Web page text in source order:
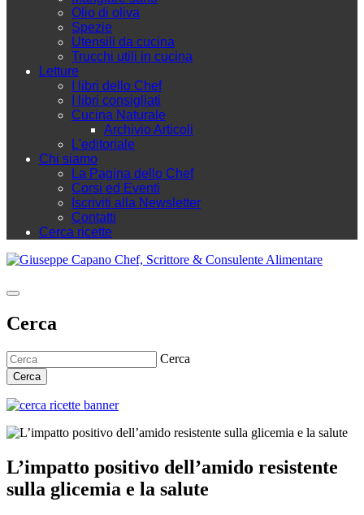
Olio di oliva
Spezie
Utensili da cucina
Trucchi utili in cucina
Letture
I libri dello Chef
I libri consigliati
Cucina Naturale
Archivio Articoli
L'editoriale
Chi siamo
La Pagina dello Chef
Corsi ed Eventi
Iscriviti alla Newsletter
Contatti
Cerca ricette
Cerca
Cerca
Cerca
L’impatto positivo dell’amido resistente
sulla glicemia e la salute